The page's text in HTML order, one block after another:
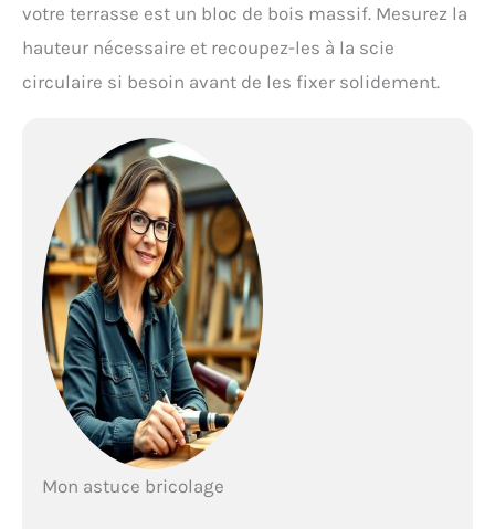
votre terrasse est un bloc de bois massif. Mesurez la
hauteur nécessaire et recoupez-les à la scie
circulaire si besoin avant de les fixer solidement.
Mon astuce bricolage